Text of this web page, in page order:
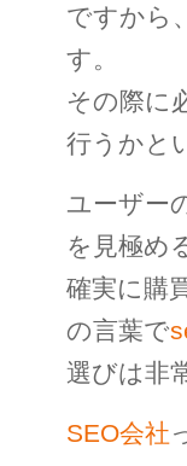
ですから
す。
その際に
行うかと
ユーザー
を見極め
確実に購
の言葉で
選びは非
SEO会社